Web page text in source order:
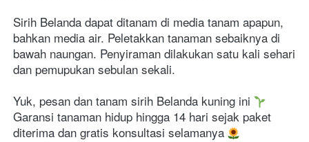
Sirih Belanda dapat ditanam di media tanam apapun,
bahkan media air. Peletakkan tanaman sebaiknya di
bawah naungan. Penyiraman dilakukan satu kali sehari
dan pemupukan sebulan sekali.
Yuk, pesan dan tanam sirih Belanda kuning ini
Garansi tanaman hidup hingga 14 hari sejak paket
diterima dan gratis konsultasi selamanya